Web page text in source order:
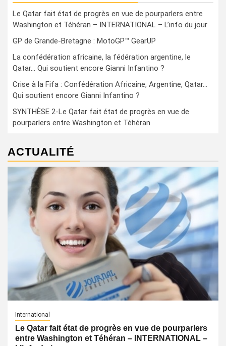
Le Qatar fait état de progrès en vue de pourparlers entre
Washington et Téhéran – INTERNATIONAL – L’info du jour
GP de Grande-Bretagne : MotoGP™ GearUP
La confédération africaine, la fédération argentine, le
Qatar… Qui soutient encore Gianni Infantino ?
Crise à la Fifa : Confédération Africaine, Argentine, Qatar…
Qui soutient encore Gianni Infantino ?
SYNTHÈSE 2-Le Qatar fait état de progrès en vue de
pourparlers entre Washington et Téhéran
ACTUALITÉ
International
Le Qatar fait état de progrès en vue de pourparlers
entre Washington et Téhéran – INTERNATIONAL –